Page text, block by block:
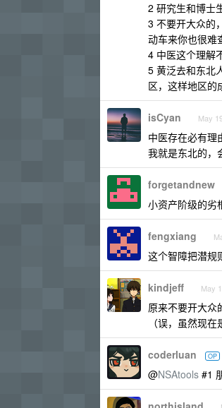
2 研究生和博士
3 不要开大众的
动车来你也很难
4 中医这个理解
5 黄泛去和东北
区，这样地区的
isCyan May
中医存在必有理
我就是东北的，
forgetandnew
小资产阶级的劣
fengxiang
这个智障把潜规
kindjeff May
原来不要开大众
（误，虽然现在
coderluan OP
@NSAtools #1